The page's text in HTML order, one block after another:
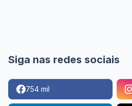
Siga nas redes sociais
754 mil